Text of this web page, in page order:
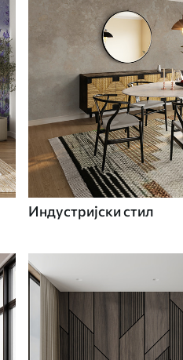
Индустријски стил